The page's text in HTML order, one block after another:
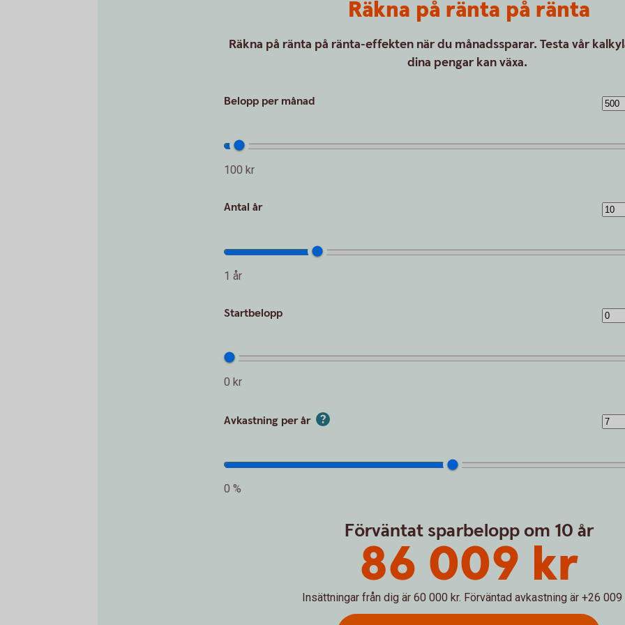
Räkna på ränta på ränta
Räkna på ränta på ränta-effekten när du månadssparar. Testa vår
dina pengar kan växa.
Belopp per månad
100 kr
Antal år
1 år
Startbelopp
0 kr
Avkastning per år
0 %
Förväntat sparbelopp om 10 år
86 009 kr
Insättningar från dig är 60 000 kr. Förväntad avkastning är +26 009